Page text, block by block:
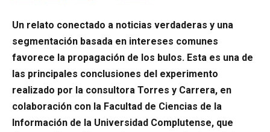
Un relato conectado a noticias verdaderas y una
segmentación basada en intereses comunes
favorece la propagación de los bulos. Esta es una de
las principales conclusiones del experimento
realizado por la consultora Torres y Carrera, en
colaboración con la Facultad de Ciencias de la
Información de la Universidad Complutense, que